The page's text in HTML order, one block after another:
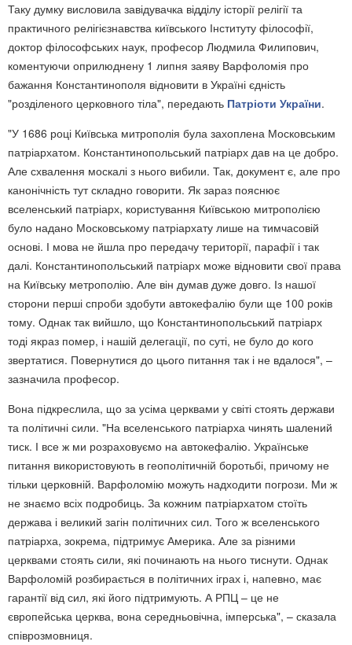
Таку думку висловила завідувачка відділу історії релігії та
практичного релігієзнавства київського Інституту філософії,
доктор філософських наук, професор Людмила Филипович,
коментуючи оприлюднену 1 липня заяву Варфоломія про
бажання Константинополя відновити в Україні єдність
"розділеного церковного тіла", передають Патріоти України.
"У 1686 році Київська митрополія була захоплена Московським
патріархатом. Константинопольський патріарх дав на це добро.
Але схвалення москалі з нього вибили. Так, документ є, але про
канонічність тут складно говорити. Як зараз пояснює
вселенський патріарх, користування Київською митрополією
було надано Московському патріархату лише на тимчасовій
основі. І мова не йшла про передачу території, парафії і так
далі. Константинопольський патріарх може відновити свої права
на Київську метрополію. Але він думав дуже довго. Із нашої
сторони перші спроби здобути автокефалію були ще 100 років
тому. Однак так вийшло, що Константинопольський патріарх
тоді якраз помер, і нашій делегації, по суті, не було до кого
звертатися. Повернутися до цього питання так і не вдалося", –
зазначила професор.
Вона підкреслила, що за усіма церквами у світі стоять держави
та політичні сили. "На вселенського патріарха чинять шалений
тиск. І все ж ми розраховуємо на автокефалію. Українське
питання використовують в геополітичній боротьбі, причому не
тільки церковній. Варфоломію можуть надходити погрози. Ми ж
не знаємо всіх подробиць. За кожним патріархатом стоїть
держава і великий загін політичних сил. Того ж вселенського
патріарха, зокрема, підтримує Америка. Але за різними
церквами стоять сили, які починають на нього тиснути. Однак
Варфоломій розбирається в політичних іграх і, напевно, має
гарантії від сил, які його підтримують. А РПЦ – це не
європейська церква, вона середньовічна, імперська", – сказала
співрозмовниця.